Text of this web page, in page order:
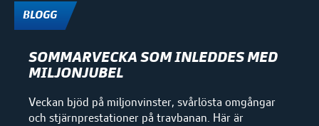
BLOGG
SOMMARVECKA SOM INLEDDES MED
MILJONJUBEL
Veckan bjöd på miljonvinster, svårlösta omgångar
och stjärnprestationer på travbanan. Här är